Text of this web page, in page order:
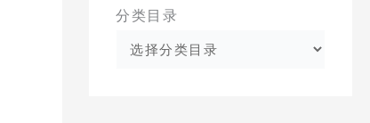
分类目录